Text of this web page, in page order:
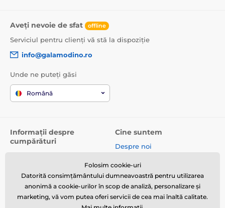
Aveți nevoie de sfat offline
Serviciul pentru clienți vă stă la dispoziție
info@galamodino.ro
Unde ne puteți găsi
Română
Informații despre
cumpărături
Returnare produse și
reclamații
Cine suntem
Despre noi
Parteneriat cu Galamodino
Folosim cookie-uri
Datorită consimțământului dumneavoastră pentru utilizarea
anonimă a cookie-urilor în scop de analiză, personalizare și
marketing, vă vom putea oferi servicii de cea mai înaltă calitate.